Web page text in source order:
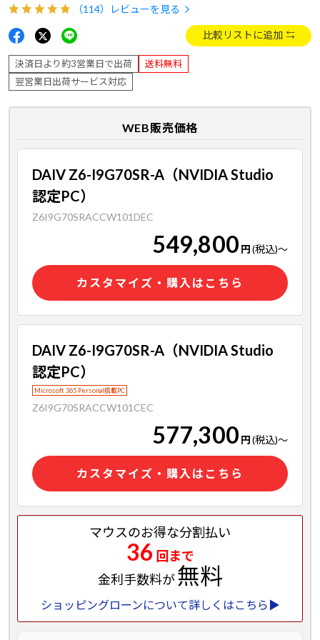
（114） レビューを見る
比較リストに追加
決済日より約3営業日で出荷
送料無料
翌営業日出荷サービス対応
WEB販売価格
DAIV Z6-I9G70SR-A（NVIDIA Studio
認定PC）
Z6I9G70SRACCW101DEC
549,800 円(税込)～
カスタマイズ・購入はこちら
DAIV Z6-I9G70SR-A（NVIDIA Studio
認定PC）
Microsoft 365 Personal搭載PC
Z6I9G70SRACCW101CEC
577,300 円(税込)～
カスタマイズ・購入はこちら
マウスのお得な分割払い
36 回まで
金利手数料が無料
ショッピングローンについて詳しくはこちら▶